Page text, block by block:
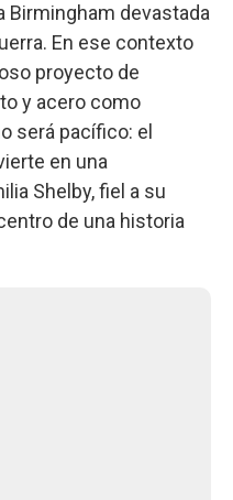
Birmingham devastada
En ese contexto
proyecto de
y acero como
será pacífico: el
en una
Shelby, fiel a su
de una historia